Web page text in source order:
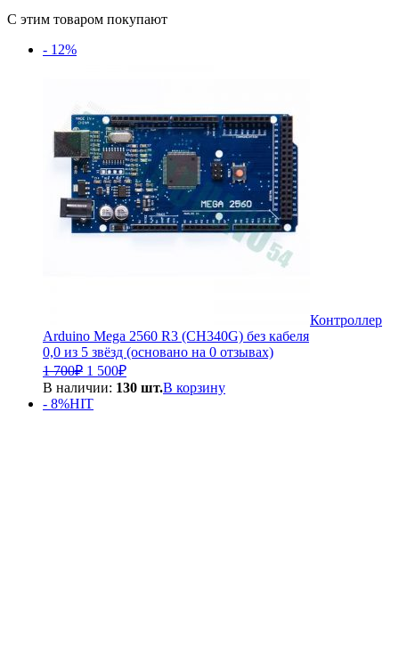
С этим товаром покупают
- 12%
Контроллер
Arduino Mega 2560 R3 (CH340G) без кабеля
0,0 из 5 звёзд (основано на 0 отзывах)
1 700₽ Первоначальная
цена
составляла
1
1 500₽Текущая
цена:
В наличии: 130 шт.В корзину
- 8%HIT